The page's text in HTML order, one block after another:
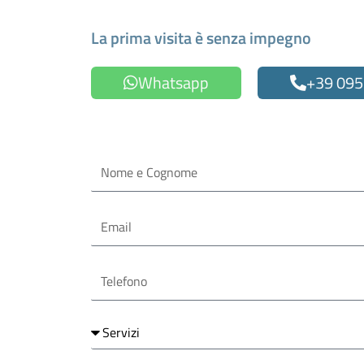
La prima visita è senza impegno
Whatsapp
+39
Cognome
Servizi